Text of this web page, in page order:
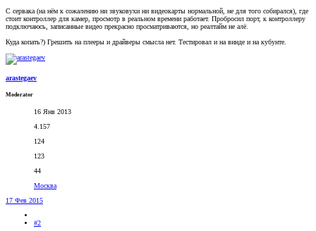
С сервака (на нём к сожалению ни звуковухи ни видеокарты нормальной, не для того собирался), где
стоит контроллер для камер, просмотр в реальном времени работает. Пробросил порт, к контроллеру
подключаюсь, записанные видео прекрасно просматриваются, но реалтайм не алё.
Куда копать?) Грешить на плееры и драйверы смысла нет. Тестировал и на винде и на кубунте.
arastegaev
Moderator
16 Янв 2013
4.157
124
123
44
Москва
17 Фев 2015
#2